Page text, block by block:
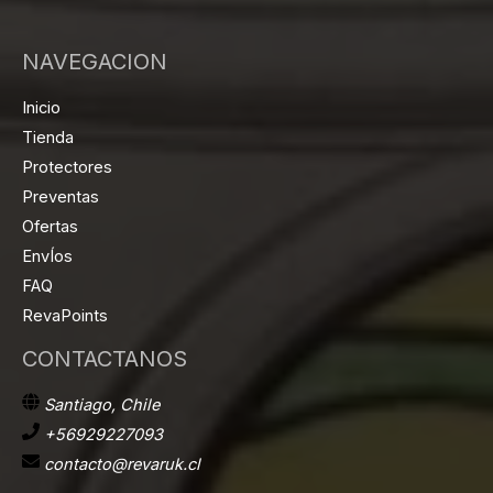
NAVEGACION
Inicio
Tienda
Protectores
Preventas
Ofertas
EnvÍos
FAQ
RevaPoints
CONTACTANOS
Santiago, Chile
+56929227093
contacto@revaruk.cl